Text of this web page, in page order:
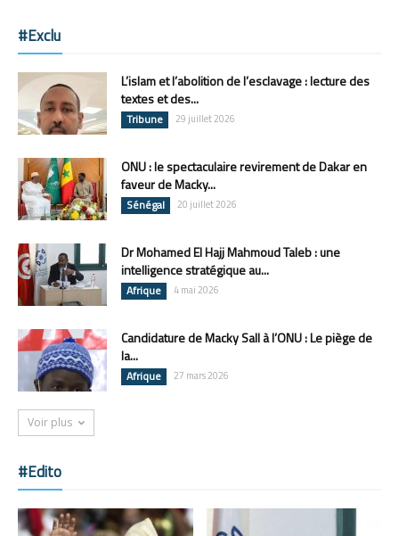
#Exclu
L’islam et l’abolition de l’esclavage : lecture des
textes et des...
Tribune 29 juillet 2026
ONU : le spectaculaire revirement de Dakar en
faveur de Macky...
Sénégal 20 juillet 2026
Dr Mohamed El Hajj Mahmoud Taleb : une
intelligence stratégique au...
Afrique 4 mai 2026
Candidature de Macky Sall à l’ONU : Le piège de
la...
Afrique 27 mars 2026
Voir plus
#Edito